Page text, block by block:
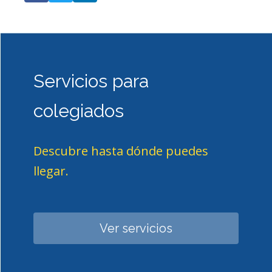
Servicios para
colegiados
Descubre hasta dónde puedes
llegar.
Ver servicios